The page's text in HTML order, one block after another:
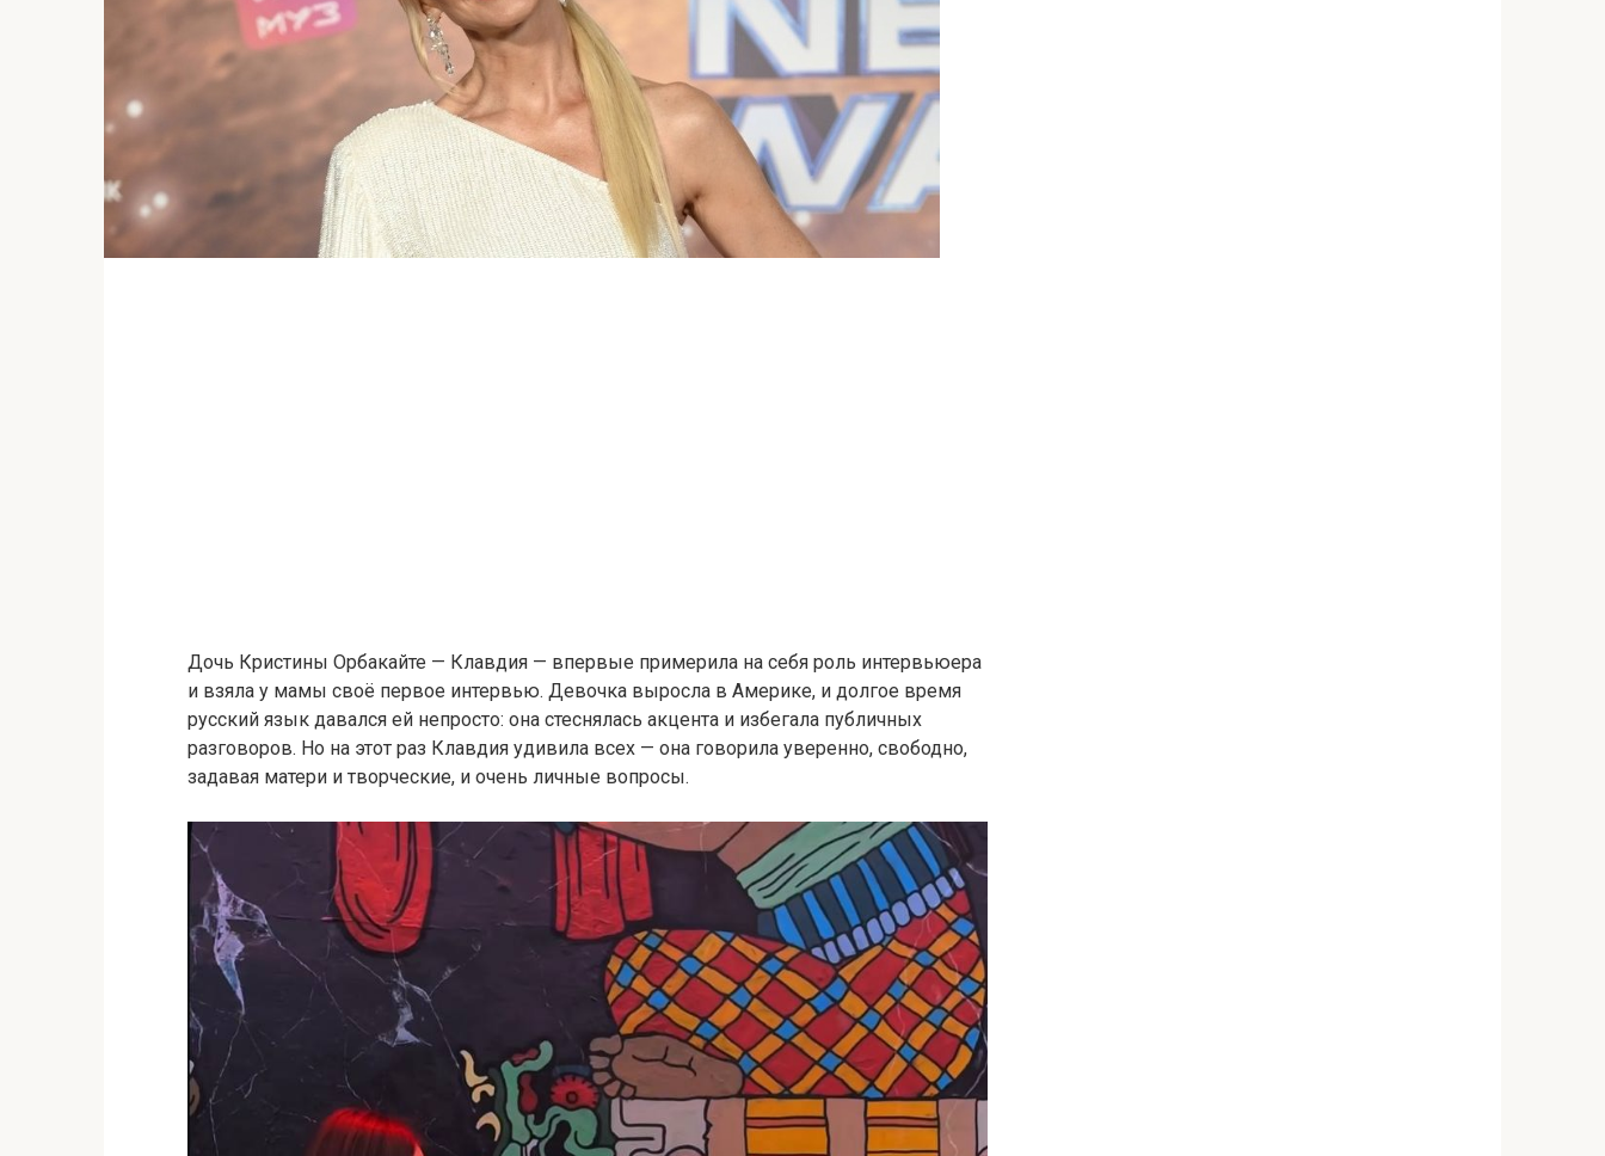
Дочь Кристины Орбакайте — Клавдия — впервые примерила на себя роль интервьюера
и взяла у мамы своё первое интервью. Девочка выросла в Америке, и долгое время
русский язык давался ей непросто: она стеснялась акцента и избегала публичных
разговоров. Но на этот раз Клавдия удивила всех — она говорила уверенно, свободно,
задавая матери и творческие, и очень личные вопросы.